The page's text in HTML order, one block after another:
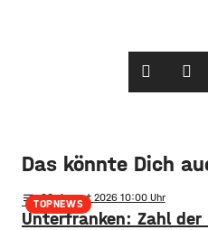
Das könnte Dich
TOPNEWS
notes 06. August 2026 10:00
Unterfranken: Zahl